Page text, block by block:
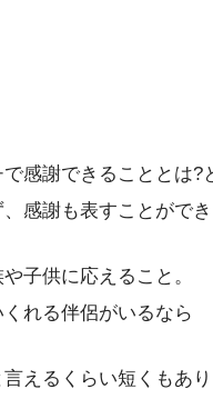
感謝できることとは?
感謝も表すことができ
子供に応えること。
れる伴侶がいるなら
えるくらい短くもあ